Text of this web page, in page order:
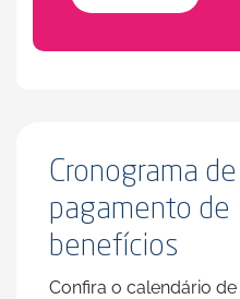
Cronograma de
pagamento de
benefícios
Confira o calendário